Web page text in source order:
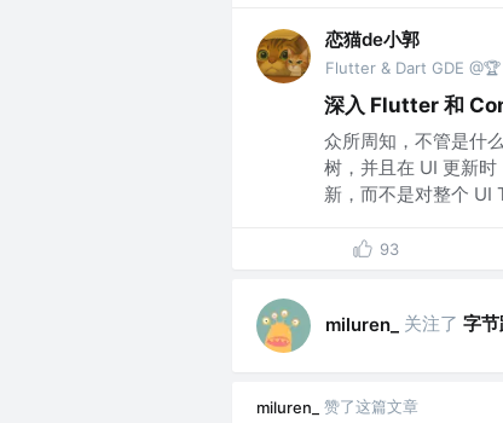
恋猫de小郭
Flutter & Dart GDE
深入 Flutter 和
众所周知，不管是什
树，并且在 UI 更新
新，而不是对整个 UI
93
miluren_ 关注了 字
miluren_ 赞了这篇文章